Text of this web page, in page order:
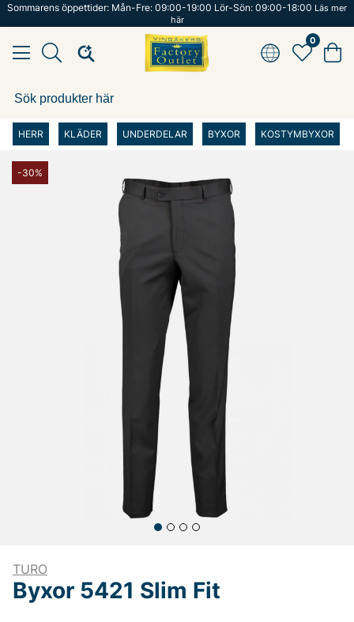
Sommarens öppettider: Mån-Fre: 09:00-19:00 Lör-Sön: 09:00-18:00 Läs mer
här
0
HERR KLÄDER UNDERDELAR BYXOR KOSTYMBYXOR
-30%
TURO
Byxor 5421 Slim Fit